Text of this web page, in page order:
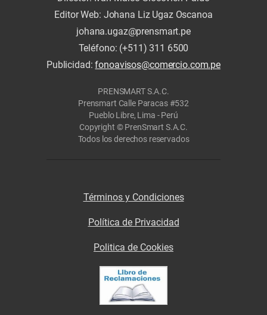
Editor Web: Johana Liz Ugaz Oscanoa
johana.ugaz@prensmart.pe
Teléfono: (+511) 311 6500
Publicidad:fonoavisos@comercio.com.pe
PRENSMART S.A.C.
Prensmart Calle Paracas #532
Pueblo Libre, Lima - Perú
Copyright © PrenSmart S.A.C.
Todos los derechos reservados
Términos y Condiciones
Política de Privacidad
Politica de Cookies